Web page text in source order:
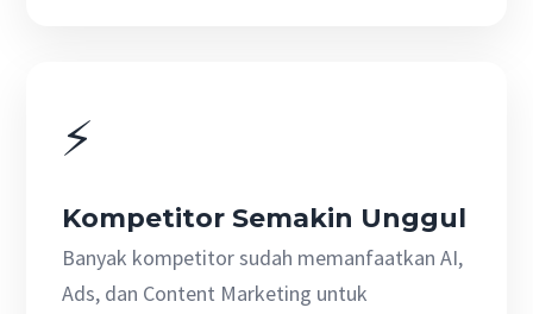
⚡
Kompetitor Semakin Unggul
Banyak kompetitor sudah memanfaatkan AI,
Ads, dan Content Marketing untuk